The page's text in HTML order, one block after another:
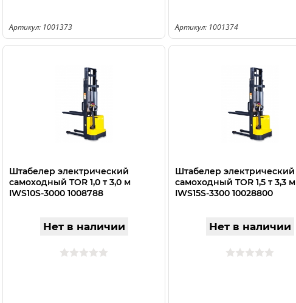
Артикул: 1001373 Артикул: 1001374
Штабелер электрический
самоходный TOR 1,0 т 3,0 м
IWS10S-3000 1008788
Нет в наличии
Штабелер электрический
самоходный TOR 1,5 т 3,3 м
IWS15S-3300 10028800
Нет в наличии